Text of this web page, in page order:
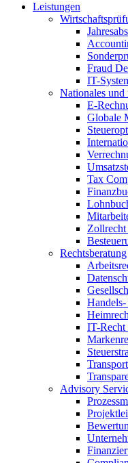
Leistungen
Fraud
IT-
Nationales und
E-
Globale
Tax
Zollrecht
Rechtsberatung
IT-Recht
Advisory